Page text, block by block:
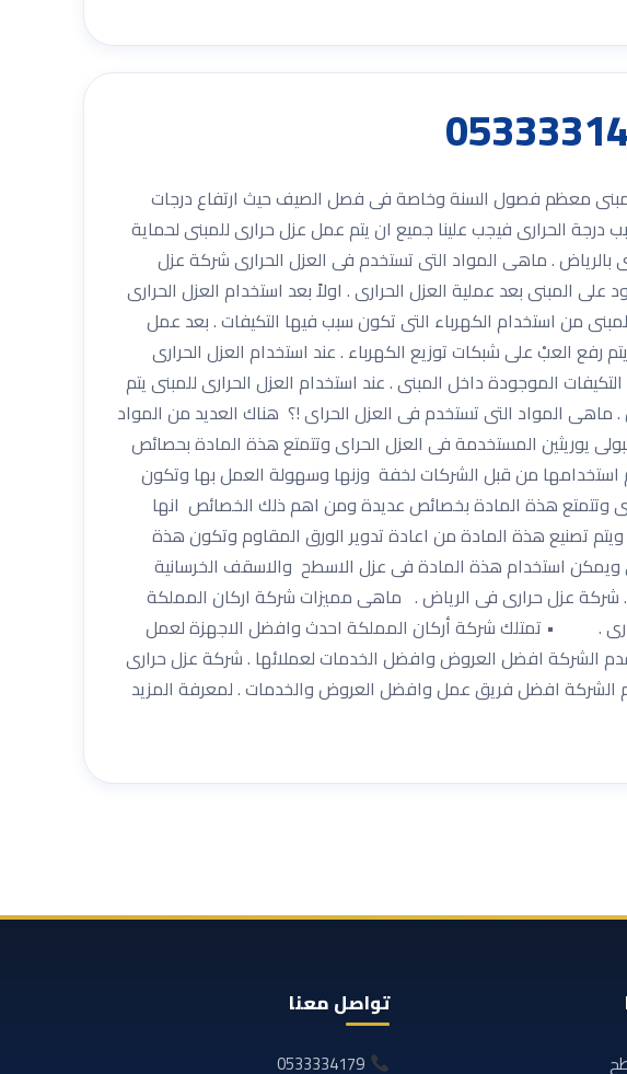
التى تواج المبنى معظم فصول السنة وخاصة فى فصل الصيف حيث ارتفاع درجات
الحرارى فيجب علينا جميع ان يتم عمل عزل حرارى للمبنى لحماية
بالرياض . ماهى المواد التى تستخدم فى العزل الحرارى شركة عزل
المبنى بعد عملية العزل الحرارى . اولاً بعد استخدام العزل الحرارى
من استخدام الكهرباء التى تكون سبب فيها التكيفات . بعد عمل
رفع العبْ على شبكات توزيع الكهرباء . عند استخدام العزل الحرارى
الموجودة داخل المبنى . عند استخدام العزل الحرارى للمبنى يتم
المواد التى تستخدم فى العزل الحراى !؟ هناك العديد من المواد
يوريثين المستخدمة فى العزل الحراى وتتمتع هذة المادة بحصائص
من قبل الشركات لخفة وزنها وسهولة العمل بها وتكون
وتتمتع هذة المادة بخصائص عديدة ومن اهم ذلك الخصائص انها
تصنيع هذة المادة من اعادة تدوير الورق المقاوم وتكون هذة
ويمكن استخدام هذة المادة فى عزل الاسطح والاسقف الخرسانية
. شركة عزل حرارى فى الرياض . ماهى مميزات شركة اركان المملكة
. • تمتلك شركة أركان المملكة احدث وافضل الاجهزة لعمل
الشركة افضل العروض وافضل الخدمات لعملائها . شركة عزل حرارى
الشركة افضل فريق عمل وافضل العروض والخدمات . لمعرفة المزيد
تواصل معنا
0533334179